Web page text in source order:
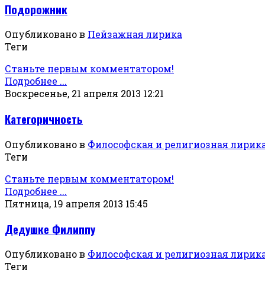
Подорожник
Опубликовано в Пейзажная лирика
Теги
Станьте первым комментатором!
Подробнее ...
Воскресенье, 21 апреля 2013 12:21
Категоричность
Опубликовано в Философская и религиозная
Теги
Станьте первым комментатором!
Подробнее ...
Пятница, 19 апреля 2013 15:45
Дедушке Филиппу
Опубликовано в Философская и религиозная
Теги